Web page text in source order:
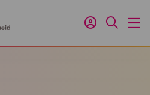
Inloggen
Zoeken